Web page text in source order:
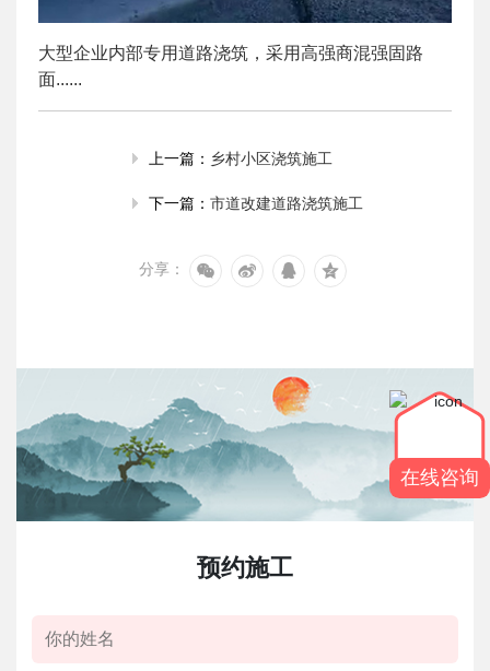
预约施工
大型企业内部专用道路浇筑，采用高强商混强固路
面......
上一篇： 乡村小区浇筑施工
下一篇： 市道改建道路浇筑施工
分享：
在线咨询